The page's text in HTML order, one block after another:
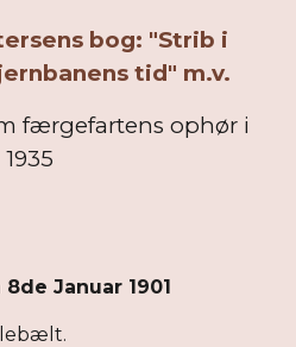
bog: "Strib i
tid" m.v.
færgefartens ophør i
1935
Januar 1901